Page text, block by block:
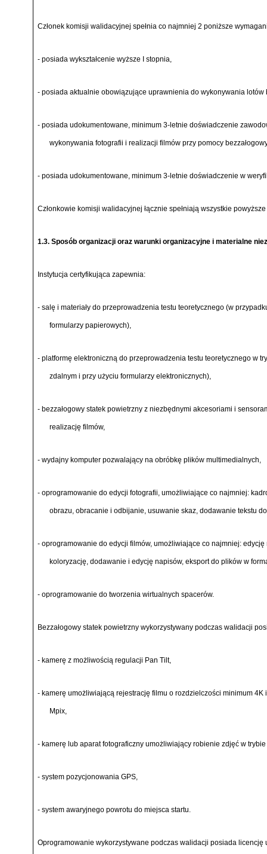
Członek komisji walidacyjnej spełnia co najmniej 2 poniższe
- posiada wykształcenie wyższe I stopnia,
- posiada aktualnie obowiązujące uprawnienia do wykonywania lotów
- posiada udokumentowane, minimum 3-letnie doświadczenie
wykonywania fotografii i realizacji filmów przy pomocy
- posiada udokumentowane, minimum 3-letnie doświadczenie w
Członkowie komisji walidacyjnej łącznie spełniają wszystkie
1.3. Sposób organizacji oraz warunki organizacyjne i materialne
Instytucja certyfikująca zapewnia:
- salę i materiały do przeprowadzenia testu teoretycznego (w
formularzy papierowych),
- platformę elektroniczną do przeprowadzenia testu teoretycznego w
zdalnym i przy użyciu formularzy elektronicznych),
- bezzałogowy statek powietrzny z niezbędnymi akcesoriami i
realizację filmów,
- wydajny komputer pozwalający na obróbkę plików multimedialnych,
- oprogramowanie do edycji fotografii, umożliwiające co najmniej:
obrazu, obracanie i odbijanie, usuwanie skaz, dodawanie tekstu
- oprogramowanie do edycji filmów, umożliwiające co najmniej: edycję
koloryzację, dodawanie i edycję napisów, eksport do plików w
- oprogramowanie do tworzenia wirtualnych spacerów.
Bezzałogowy statek powietrzny wykorzystywany podczas walidacji
- kamerę z możliwością regulacji Pan Tilt,
- kamerę umożliwiającą rejestrację filmu o rozdzielczości minimum
Mpix,
- kamerę lub aparat fotograficzny umożliwiający robienie zdjęć w
- system pozycjonowania GPS,
- system awaryjnego powrotu do miejsca startu.
Oprogramowanie wykorzystywane podczas walidacji posiada